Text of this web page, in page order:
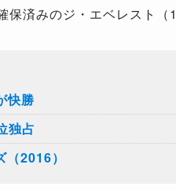
済みのジ・エベレスト（
快勝
独占
2016）